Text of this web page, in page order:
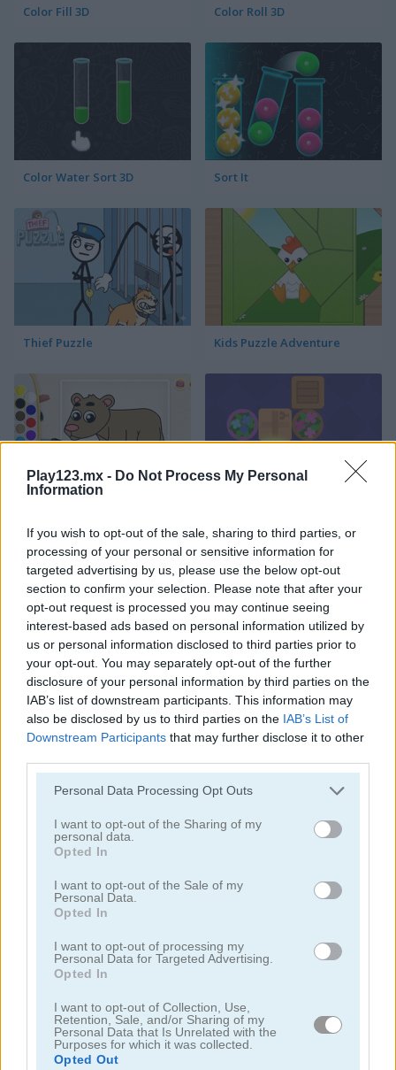
Play123.mx - Do Not Process My Personal
Information
If you wish to opt-out of the sale, sharing to third parties, or
processing of your personal or sensitive information for
targeted advertising by us, please use the below opt-out
section to confirm your selection. Please note that after your
opt-out request is processed you may continue seeing
interest-based ads based on personal information utilized by
us or personal information disclosed to third parties prior to
your opt-out. You may separately opt-out of the further
disclosure of your personal information by third parties on the
IAB’s list of downstream participants. This information may
also be disclosed by us to third parties on the IAB’s List of
Downstream Participants that may further disclose it to other
Personal Data Processing Opt Outs
I want to opt-out of the Sharing of my
personal data.
Opted In
I want to opt-out of the Sale of my
Personal Data.
Opted In
I want to opt-out of processing my
Personal Data for Targeted Advertising.
Opted In
I want to opt-out of Collection, Use,
Retention, Sale, and/or Sharing of my
Personal Data that Is Unrelated with the
Purposes for which it was collected.
Opted Out
Color Fill 3D Color Roll 3D
Color Water Sort 3D Sort It
Thief Puzzle Kids Puzzle Adventure
Toilet Run Chainy Chisai Medieval 2
Hold My Hand, Friend
Categorías Relacionadas
juegos de bloques
juegos de frutas